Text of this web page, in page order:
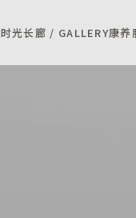
时光长廊 / GALLERY康养